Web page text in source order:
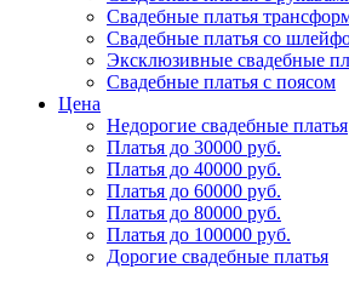
Свадебные платья
Свадебные платья со
Эксклюзивные свадебные
Свадебные платья с поясом
Цена
Недорогие свадебные платья
Платья до 30000 руб.
Платья до 40000 руб.
Платья до 60000 руб.
Платья до 80000 руб.
Платья до 100000 руб.
Дорогие свадебные платья